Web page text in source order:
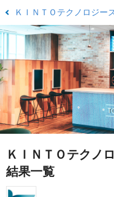
ＫＩＮＴＯテクノロジー
ＫＩＮＴＯテクノ
結果一覧